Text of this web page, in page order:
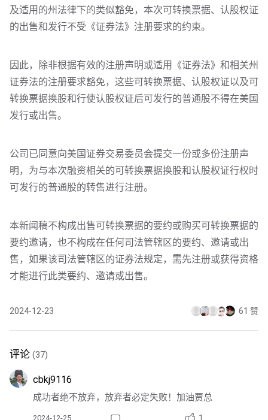
及适用的州法律下的类似豁免，本次可转换票据、认股权证
的出售和发行不受《证券法》注册要求的约束。
因此，除非根据有效的注册声明或适用《证券法》和相关州
证券法的注册要求豁免，这些可转换票据、认股权证以及可
转换票据换股和行使认股权证后可发行的普通股不得在美国
发行或出售。
公司已同意向美国证券交易委员会提交一份或多份注册声
明，为与本次融资相关的可转换票据换股和认股权证行权时
可发行的普通股的转售进行注册。
本新闻稿不构成出售可转换票据的要约或购买可转换票据的
要约邀请，也不构成在任何司法管辖区的要约、邀请或出
售，如果该司法管辖区的证券法规定，需先注册或获得资格
才能进行此类要约、邀请或出售。
2024-12-23 61 赞
评论 (37)
cbkj9116
成功者绝不放弃，放弃者必定失败！加油贾总
2024-12-25 1